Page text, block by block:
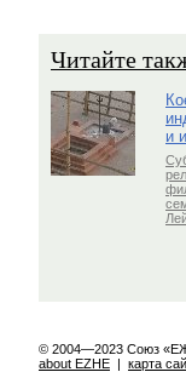
Читайте
и
© 2004—2023 Союз
about EZHE | карта